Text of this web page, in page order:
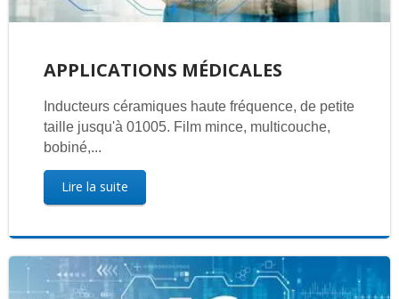
APPLICATIONS MÉDICALES
Inducteurs céramiques haute fréquence, de petite
taille jusqu'à 01005. Film mince, multicouche,
bobiné,...
Lire la suite